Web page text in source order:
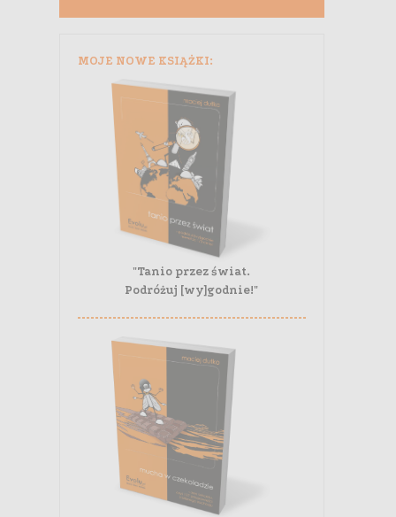
MOJE NOWE KSIĄŻKI:
"Tanio przez świat.
Podróżuj [wy]godnie!"